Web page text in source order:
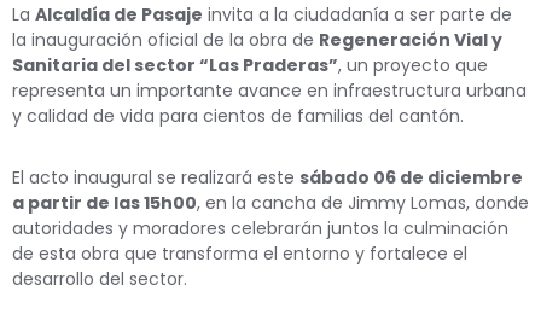
La Alcaldía de Pasaje invita a la ciudadanía a ser parte de
la inauguración oficial de la obra de Regeneración Vial y
Sanitaria del sector “Las Praderas”, un proyecto que
representa un importante avance en infraestructura urbana
y calidad de vida para cientos de familias del cantón.
El acto inaugural se realizará este sábado 06 de diciembre
a partir de las 15h00, en la cancha de Jimmy Lomas, donde
autoridades y moradores celebrarán juntos la culminación
de esta obra que transforma el entorno y fortalece el
desarrollo del sector.